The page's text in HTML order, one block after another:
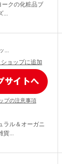
ークの化粧品ブ
...
ョップに追加
プの注意事項
ラル＆オーガニ
貨...